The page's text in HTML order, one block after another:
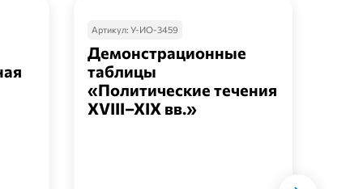
Артикул: У-ИО-3459
Демонстрационные
таблицы
«Политические течения
XVIII–XIX вв.»